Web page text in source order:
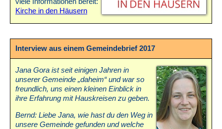
Kirche in den Häusern
Interview aus einem Gemeindebrief 2017
Jana Gora ist seit einigen Jahren in
unserer Gemeinde „daheim“ und war so
freundlich, uns einen kleinen Einblick in
ihre Erfahrung mit Hauskreisen zu geben.
Bernd: Liebe Jana, wie hast du den Weg in
unsere Gemeinde gefunden und welche